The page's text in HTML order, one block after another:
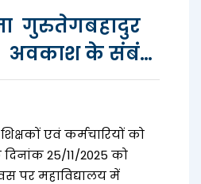
गुरुतेगबहादुर
अवकाश के संबंध
एवं कर्मचारियों को
25/11/2025 को
पर महाविद्यालय में